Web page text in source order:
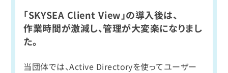
「SKYSEA Client View」の導入後は、
作業時間が激減し、管理が大変楽になりまし
た。
当団体では、Active Directoryを使ってユーザー